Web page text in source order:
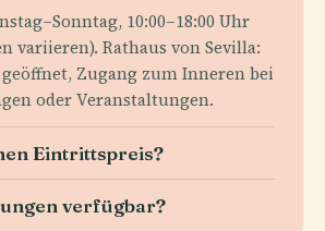
10:00–18:00 Uhr
variieren). Rathaus von Sevilla:
Zugang zum Inneren bei
oder Veranstaltungen.
Eintrittspreis?
verfügbar?